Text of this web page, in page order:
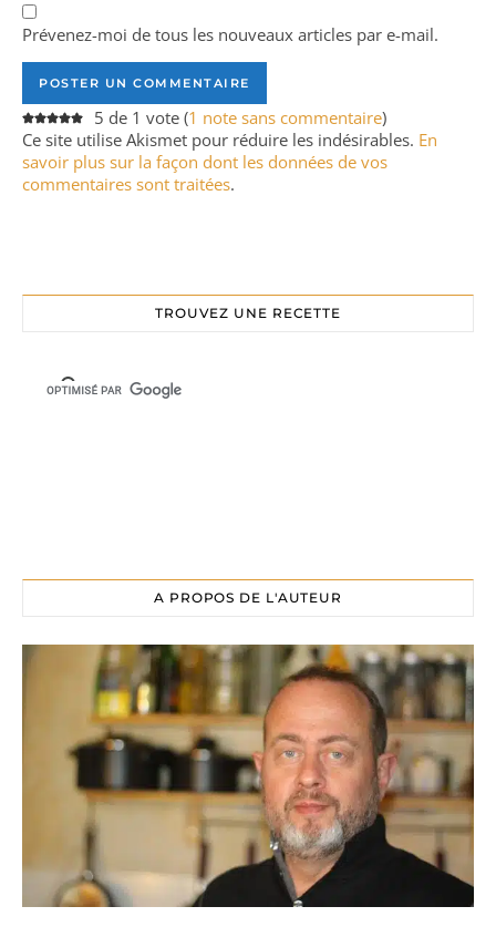
Prévenez-moi de tous les nouveaux articles par e-mail.
5 de 1 vote (1 note sans commentaire)
Ce site utilise Akismet pour réduire les indésirables. En
savoir plus sur la façon dont les données de vos
commentaires sont traitées.
TROUVEZ UNE RECETTE
A PROPOS DE L'AUTEUR